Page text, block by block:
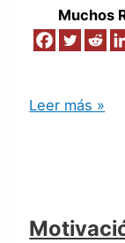
Muchos
Leer más »